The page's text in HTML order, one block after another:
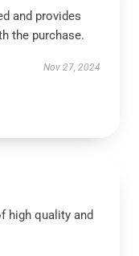
and provides
the purchase.
Nov 27, 2024
high quality and